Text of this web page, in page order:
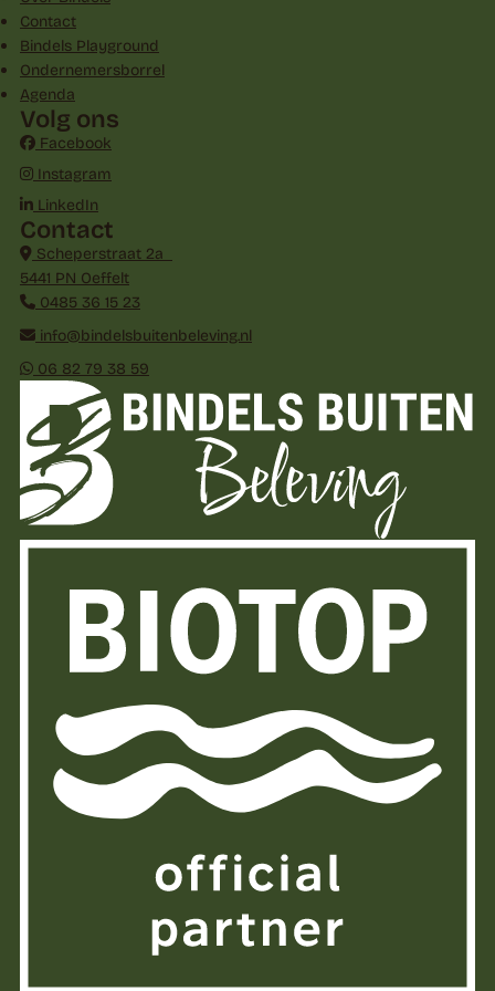
Contact
Bindels Playground
Ondernemersborrel
Agenda
Volg ons
Facebook
Instagram
LinkedIn
Contact
Scheperstraat 2a
5441 PN Oeffelt
0485 36 15 23
info@bindelsbuitenbeleving.nl
06 82 79 38 59